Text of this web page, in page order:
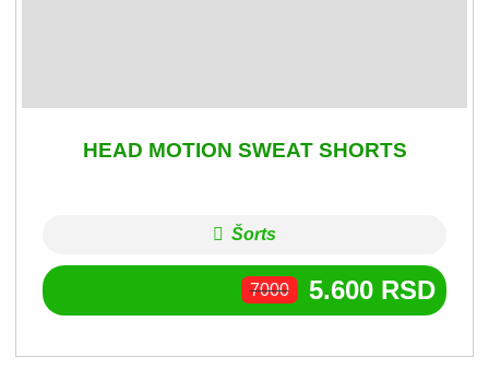
HEAD MOTION SWEAT SHORTS
Šorts
7000 5.600 RSD